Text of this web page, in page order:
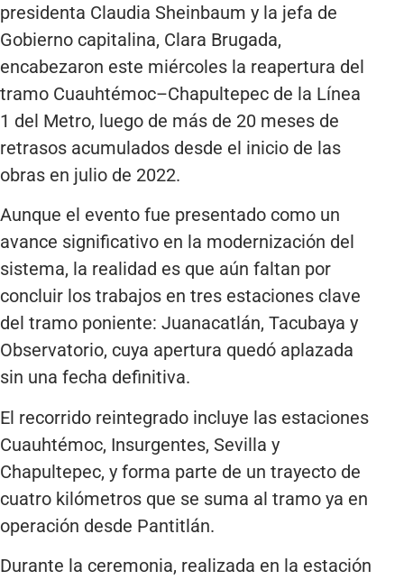
presidenta Claudia Sheinbaum y la jefa de
Gobierno capitalina, Clara Brugada,
encabezaron este miércoles la reapertura del
tramo Cuauhtémoc–Chapultepec de la Línea
1 del Metro, luego de más de 20 meses de
retrasos acumulados desde el inicio de las
obras en julio de 2022.
Aunque el evento fue presentado como un
avance significativo en la modernización del
sistema, la realidad es que aún faltan por
concluir los trabajos en tres estaciones clave
del tramo poniente: Juanacatlán, Tacubaya y
Observatorio, cuya apertura quedó aplazada
sin una fecha definitiva.
El recorrido reintegrado incluye las estaciones
Cuauhtémoc, Insurgentes, Sevilla y
Chapultepec, y forma parte de un trayecto de
cuatro kilómetros que se suma al tramo ya en
operación desde Pantitlán.
Durante la ceremonia, realizada en la estación